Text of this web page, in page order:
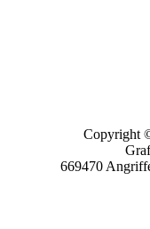
Copyright
669470